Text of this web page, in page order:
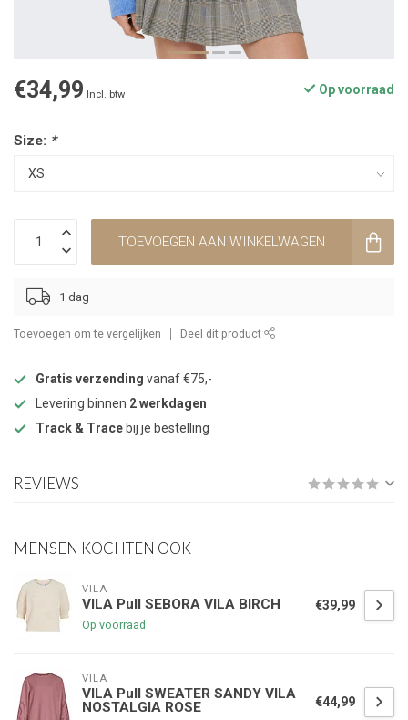
€34,99 Incl. btw Op voorraad
Size: *
TOEVOEGEN AAN WINKELWAGEN
1 dag
Toevoegen om te vergelijken Deel dit product
Gratis verzending vanaf €75,-
Levering binnen 2 werkdagen
Track & Trace bij je bestelling
REVIEWS
MENSEN KOCHTEN OOK
VILA
VILA Pull SEBORA VILA BIRCH
Op voorraad
€39,99
VILA
VILA Pull SWEATER SANDY VILA
NOSTALGIA ROSE
€44,99